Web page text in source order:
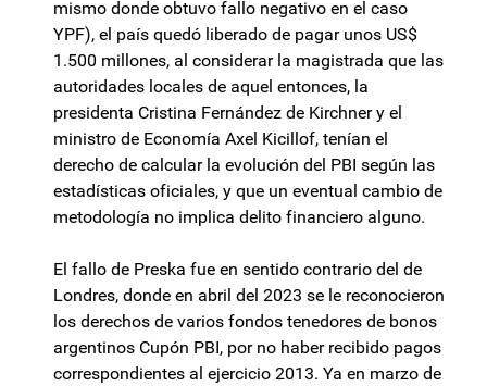
mismo donde obtuvo fallo negativo en el caso
YPF), el país quedó liberado de pagar unos US$
1.500 millones, al considerar la magistrada que las
autoridades locales de aquel entonces, la
presidenta Cristina Fernández de Kirchner y el
ministro de Economía Axel Kicillof, tenían el
derecho de calcular la evolución del PBI según las
estadísticas oficiales, y que un eventual cambio de
metodología no implica delito financiero alguno.
El fallo de Preska fue en sentido contrario del de
Londres, donde en abril del 2023 se le reconocieron
los derechos de varios fondos tenedores de bonos
argentinos Cupón PBI, por no haber recibido pagos
correspondientes al ejercicio 2013. Ya en marzo de